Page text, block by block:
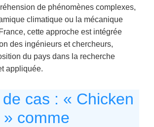
de phénomènes complexes,
climatique ou la mécanique
cette approche est intégrée
des ingénieurs et chercheurs,
du pays dans la recherche
appliquée.
cas : « Chicken
comme